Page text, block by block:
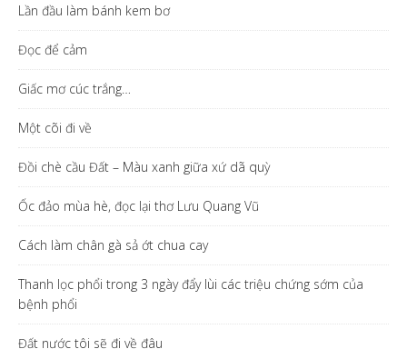
Lần đầu làm bánh kem bơ
Đọc để cảm
Giấc mơ cúc trắng…
Một cõi đi về
Đồi chè cầu Đất – Màu xanh giữa xứ dã quỳ
Ốc đảo mùa hè, đọc lại thơ Lưu Quang Vũ
Cách làm chân gà sả ớt chua cay
Thanh lọc phổi trong 3 ngày đẩy lùi các triệu chứng sớm của
bệnh phổi
Đất nước tôi sẽ đi về đâu